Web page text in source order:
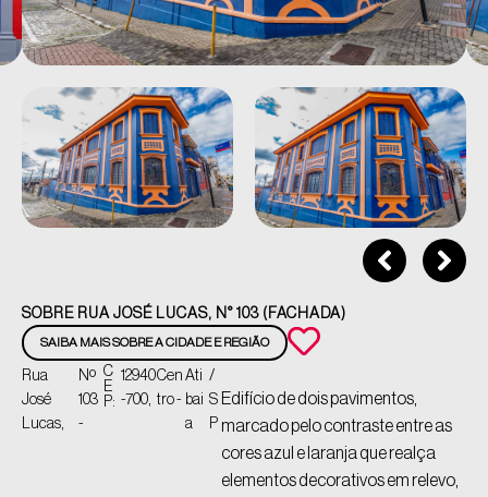
SOBRE RUA JOSÉ LUCAS, N° 103 (FACHADA)
SAIBA MAIS SOBRE A CIDADE E REGIÃO
Rua
José
Lucas,
Nº
103
-
C
E
P:
12940
-700,
Cen
tro -
Ati
bai
a
/
S
P
Edifício de dois pavimentos,
marcado pelo contraste entre as
cores azul e laranja que realça
elementos decorativos em relevo,